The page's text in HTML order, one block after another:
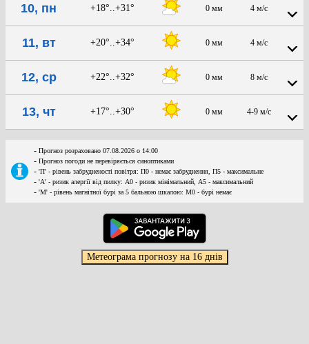
10, пн +18°..+31° 0 мм 4 м/с
11, вт +20°..+34° 0 мм 4 м/с
12, ср +22°..+32° 0 мм 8 м/с
13, чт +17°..+30° 0 мм 4-9 м/с
- Прогноз розраховано 07.08.2026 о 14:00
- Прогноз погоди не перевіряється синоптиками
- 'П' - рівень забрудненості повітря: П0 - немає забруднення, П5 - максимальне
- 'А' - ризик алергії від пилку: А0 - ризик мінімальний, А5 - максимальний
- 'М' - рівень магнітної бурі за 5 бальною шкалою: M0 - бурі немає